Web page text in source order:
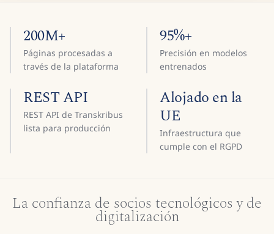
200M+
Páginas procesadas a
través de la plataforma
95%+
Precisión en modelos
entrenados
REST API
REST API de Transkribus
lista para producción
Alojado en la
UE
Infraestructura que
cumple con el RGPD
La confianza de socios tecnológicos y de
digitalización